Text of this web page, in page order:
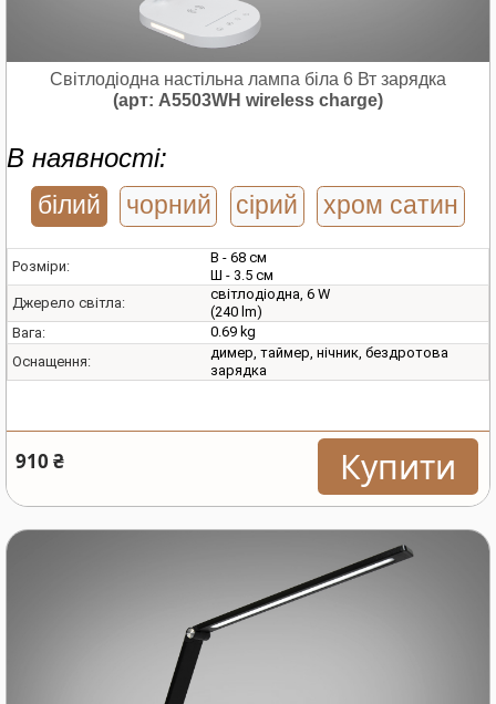
Світлодіодна настільна лампа біла 6 Вт зарядка
(арт: A5503WH wireless charge)
В наявності:
білий чорний сірий хром сатин
Розміри:
В - 68 см
Ш - 3.5 см
Джерело світла:
світлодіодна, 6 W
(240 lm)
Вага:
0.69 kg
Оснащення:
димер, таймер, нічник, бездротова
зарядка
910 ₴ Купити